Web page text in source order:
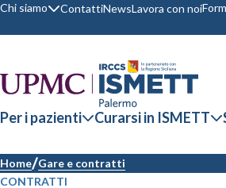
Chi siamo ContattiNewsLavora con noi
Per i pazienti Curarsi in ISMETT
Home Gare e contratti
CONTRATTI